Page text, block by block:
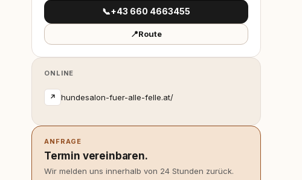
📞+43 660 4663455
📍Route
ONLINE
↗ hundesalon-fuer-alle-felle.at/
ANFRAGE
Termin vereinbaren.
Wir melden uns innerhalb von 24 Stunden zurück.